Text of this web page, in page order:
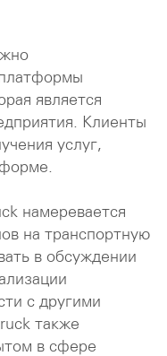
является
Клиенты
услуг,
намеревается
на транспортную
в обсуждении
с другими
также
в сфере